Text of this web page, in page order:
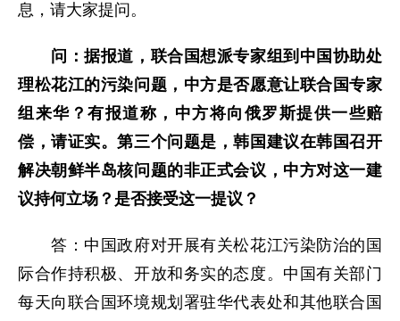
息，请大家提问。
问：据报道，联合国想派专家组到中国协助处
理松花江的污染问题，中方是否愿意让联合国专家
组来华？有报道称，中方将向俄罗斯提供一些赔
偿，请证实。第三个问题是，韩国建议在韩国召开
解决朝鲜半岛核问题的非正式会议，中方对这一建
议持何立场？是否接受这一提议？
答：中国政府对开展有关松花江污染防治的国
际合作持积极、开放和务实的态度。中国有关部门
每天向联合国环境规划署驻华代表处和其他联合国